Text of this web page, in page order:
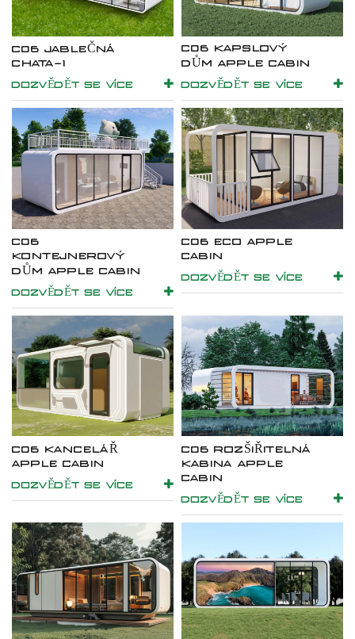
C06 JABLEČNÁ
CHATA-1
DOZVĚDĚT SE VÍCE
C06 KAPSLOVÝ
DŮM APPLE CABIN
DOZVĚDĚT SE VÍCE
C06
KONTEJNEROVÝ
DŮM APPLE CABIN
DOZVĚDĚT SE VÍCE
C06 ECO APPLE
CABIN
DOZVĚDĚT SE VÍCE
C06 KANCELÁŘ
APPLE CABIN
DOZVĚDĚT SE VÍCE
C06 ROZŠIŘITELNÁ
KABINA APPLE
CABIN
DOZVĚDĚT SE VÍCE